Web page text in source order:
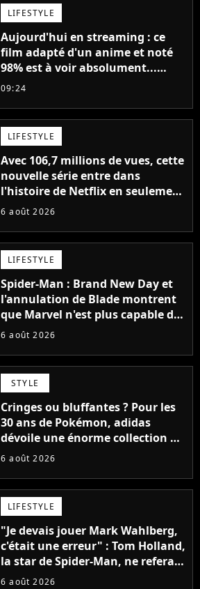
LIFESTYLE
Aujourd'hui en streaming : ce
film adapté d'un anime et noté
98% est à voir absolument...
sinon vous ne comprendrez plus
09:24
LIFESTYLE
Avec 106,7 millions de vues, cette
nouvelle série entre dans
l'histoire de Netflix en seulement
48 jours
6 août 2026
LIFESTYLE
Spider-Man : Brand New Day et
l'annulation de Blade montrent
que Marvel n'est plus capable de
faire quoi que ce soit de simple
6 août 2026
STYLE
Cringes ou bluffantes ? Pour les
30 ans de Pokémon, adidas
dévoile une énorme collection de
sneakers et je ne sais pas quoi en
6 août 2026
LIFESTYLE
"Je devais jouer Mark Wahlberg,
c'était une erreur" : Tom Holland,
la star de Spider-Man, ne referait
pas ce blockbuster
6 août 2026